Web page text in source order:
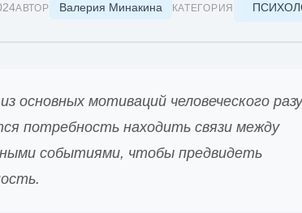
АВТОР Валерия Минакина КАТЕГОРИЯ
основных мотиваций человеческого
потребность находить связи между
событиями, чтобы предвидеть